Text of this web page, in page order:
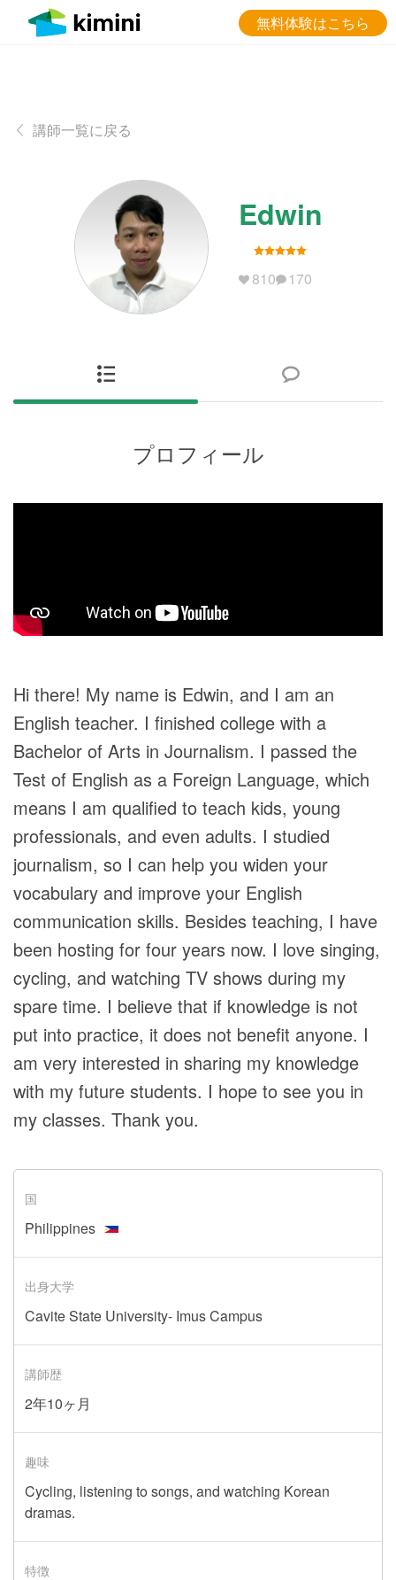
無料体験はこちら
講師一覧に戻る
Edwin
810 170
プロフィール
Hi there! My name is Edwin, and I am an
English teacher. I finished college with a
Bachelor of Arts in Journalism. I passed the
Test of English as a Foreign Language, which
means I am qualified to teach kids, young
professionals, and even adults. I studied
journalism, so I can help you widen your
vocabulary and improve your English
communication skills. Besides teaching, I have
been hosting for four years now. I love singing,
cycling, and watching TV shows during my
spare time. I believe that if knowledge is not
put into practice, it does not benefit anyone. I
am very interested in sharing my knowledge
with my future students. I hope to see you in
my classes. Thank you.
国
Philippines
出身大学
Cavite State University- Imus Campus
講師歴
2年10ヶ月
趣味
Cycling, listening to songs, and watching Korean
dramas.
特徴